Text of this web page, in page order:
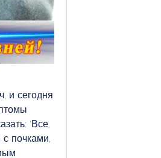
и сегодня
'Все,
почками,